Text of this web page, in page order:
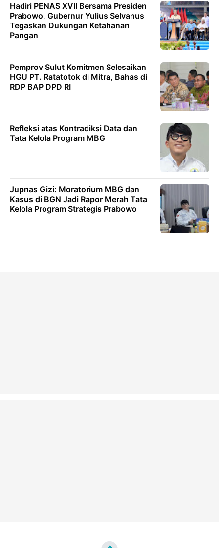
Hadiri PENAS XVII Bersama Presiden
Prabowo, Gubernur Yulius Selvanus
Tegaskan Dukungan Ketahanan
Pangan
Pemprov Sulut Komitmen Selesaikan
HGU PT. Ratatotok di Mitra, Bahas di
RDP BAP DPD RI
Refleksi atas Kontradiksi Data dan
Tata Kelola Program MBG
Jupnas Gizi: Moratorium MBG dan
Kasus di BGN Jadi Rapor Merah Tata
Kelola Program Strategis Prabowo